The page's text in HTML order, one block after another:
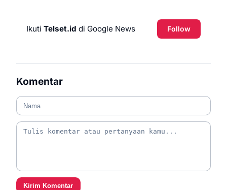
Ikuti Telset.id di Google News Follow
Komentar
Kirim Komentar